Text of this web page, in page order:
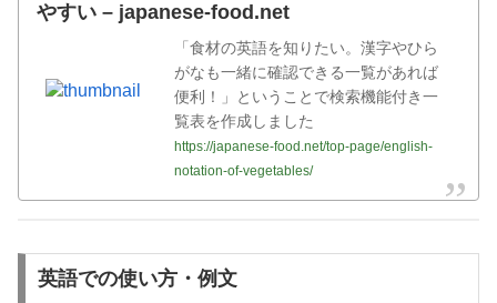
やすい – japanese-food.net
「食材の英語を知りたい。漢字やひら
がなも一緒に確認できる一覧があれば
便利！」ということで検索機能付き一
覧表を作成しました
https://japanese-food.net/top-page/english-
notation-of-vegetables/
英語での使い方・例文